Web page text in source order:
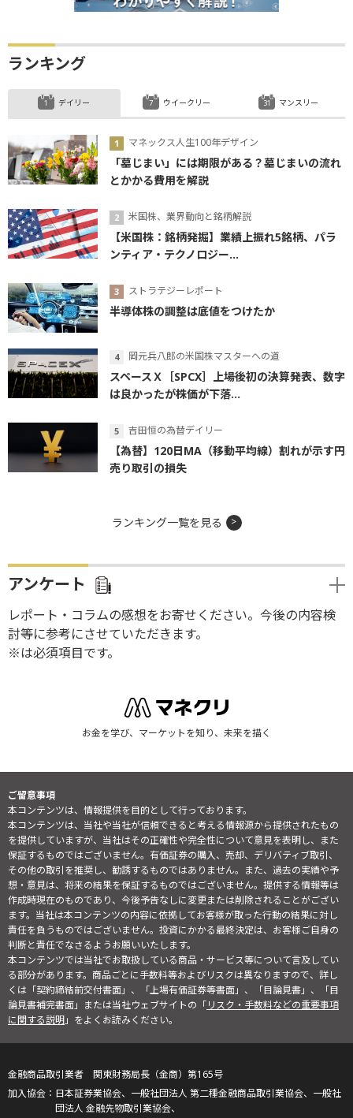
ランキング
デイリー
マネックス人生100年デザイン
「墓じまい」には期限がある？墓じまいの流れ
とかかる費用を解説
米国株、業界動向と銘柄解説
【米国株：銘柄発掘】業績上振れ5銘柄、パラ
ンティア・テクノロジー...
ストラテジーレポート
半導体株の調整は底値をつけたか
岡元兵八郎の米国株マスターへの道
スペースＸ［SPCX］上場後初の決算発表、数字
は良かったが株価が下落...
吉田恒の為替デイリー
【為替】120日MA（移動平均線）割れが示す円
売り取引の損失
ウイークリー マンスリー
ランキング一覧を見る
アンケート
レポート・コラムの感想をお寄せください。今後の内容検
討等に参考にさせていただきます。
※は必須項目です。
お金を学び、マーケットを知り、未来を描く
ご留意事項
本コンテンツは、情報提供を目的として行っております。
本コンテンツは、当社や当社が信頼できると考える情報源から提供されたもの
を提供していますが、当社はその正確性や完全性について意見を表明し、また
保証するものではございません。有価証券の購入、売却、デリバティブ取引、
その他の取引を推奨し、勧誘するものではありません。また、過去の実績や予
想・意見は、将来の結果を保証するものではございません。提供する情報等は
作成時現在のものであり、今後予告なしに変更または削除されることがござい
ます。当社は本コンテンツの内容に依拠してお客様が取った行動の結果に対し
責任を負うものではございません。投資にかかる最終決定は、お客様ご自身の
判断と責任でなさるようお願いいたします。
本コンテンツでは当社でお取扱している商品・サービス等について言及してい
る部分があります。商品ごとに手数料等およびリスクは異なりますので、詳し
くは「契約締結前交付書面」、「上場有価証券等書面」、「目論見書」、「目
論見書補完書面」または当社ウェブサイトの「リスク・手数料などの重要事項
に関する説明」をよくお読みください。
金融商品取引業者 関東財務局長（金商）第165号
日本証券業協会、一般社団法人 第二種金融商品取引業協会、一般社
団法人 金融先物取引業協会、